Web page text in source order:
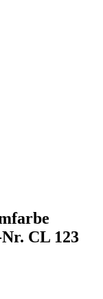
CL 123